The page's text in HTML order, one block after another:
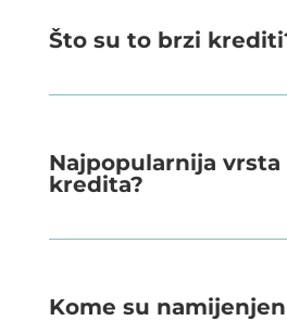
Što su to brzi
Najpopularnija vrsta
kredita?
Kome su